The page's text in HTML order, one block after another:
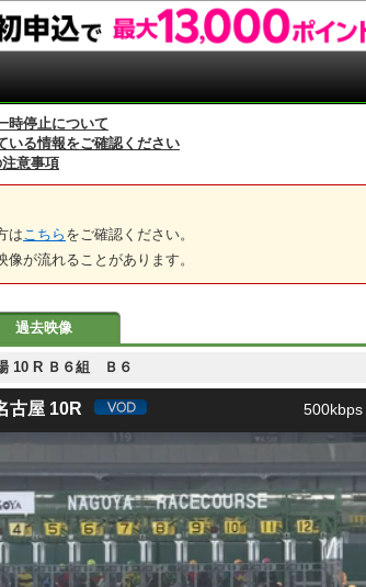
時停止について
いる情報をご確認ください
注意事項
は こちら をご確認ください。
像が流れることがあります。
過去映像
10 R Ｂ６組 Ｂ６
古屋 10R 500kbps